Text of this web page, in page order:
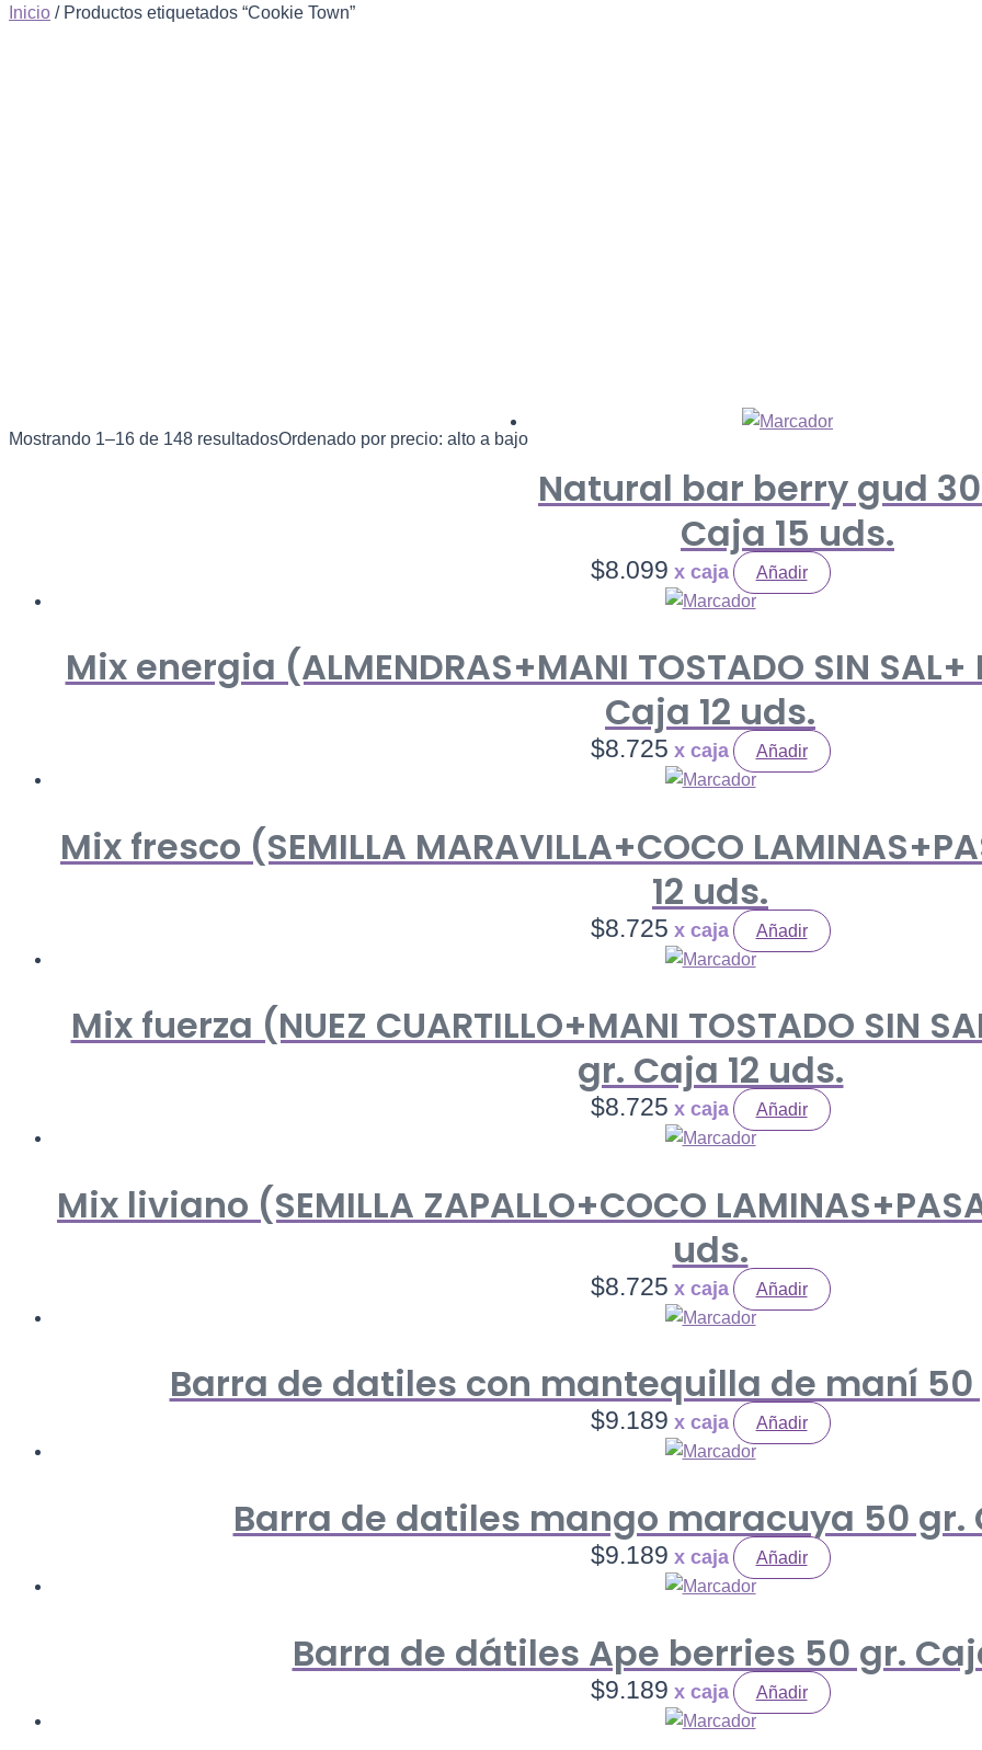
Inicio / Productos etiquetados “Cookie Town”
Mostrando 1–16 de 148 resultadosOrdenado por precio: alto a bajo
Natural bar berry gud
Caja 15 uds.
$8.099 Añadir
Mix energia (ALMENDRAS+MANI TOSTADO SIN
Caja 12 uds.
$8.725 Añadir
Mix fresco (SEMILLA MARAVILLA+COCO
12 uds.
$8.725 Añadir
Mix fuerza (NUEZ CUARTILLO+MANI TOSTADO SIN
gr. Caja 12 uds.
$8.725 Añadir
Mix liviano (SEMILLA ZAPALLO+COCO
uds.
$8.725 Añadir
Barra de datiles con mantequilla de maní 50
$9.189 Añadir
Barra de datiles mango maracuya 50 gr.
$9.189 Añadir
Barra de dátiles Ape berries 50 gr.
$9.189 Añadir